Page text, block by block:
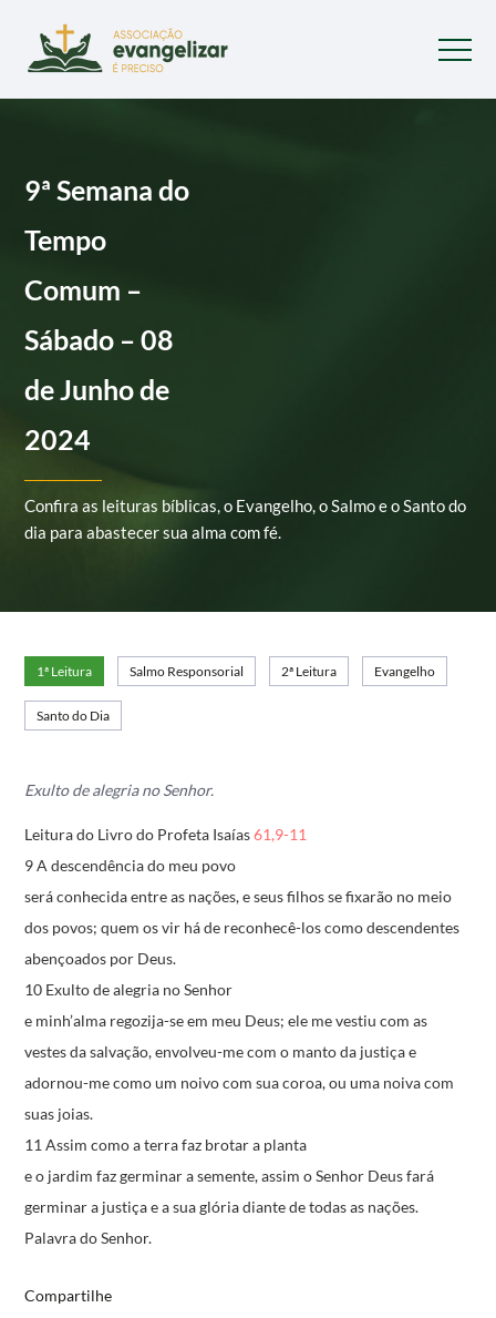
9ª Semana do
Tempo
Comum –
Sábado – 08
de Junho de
2024
Confira as leituras bíblicas, o Evangelho, o Salmo e o Santo do
dia para abastecer sua alma com fé.
1ª Leitura Salmo Responsorial 2ª Leitura Evangelho
Santo do Dia
Exulto de alegria no Senhor.
Leitura do Livro do Profeta Isaías61,9-11
9 A descendência do meu povo
será conhecida entre as nações,e seus filhos se fixarão no meio
dos povos; quem os vir há de reconhecê-loscomo descendentes
abençoados por Deus.
10 Exulto de alegria no Senhor
e minh’alma regozija-se em meu Deus; ele me vestiu com as
vestes da salvação,envolveu-me com o manto da justiçae
adornou-me como um noivo com sua coroa,ou uma noiva com
suas joias.
11 Assim como a terra faz brotar a planta
e o jardim faz germinar a semente,assim o Senhor Deus fará
germinar a justiçae a sua glória diante de todas as nações.
Palavra do Senhor.
Compartilhe